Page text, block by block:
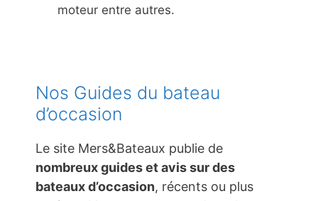
moteur entre autres.
Nos Guides du bateau
d’occasion
Le site Mers&Bateaux publie de
nombreux guides et avis sur des
bateaux d’occasion, récents ou plus